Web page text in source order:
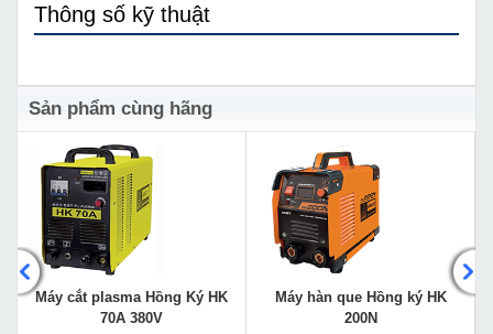
Thông số kỹ thuật
Sản phẩm cùng hãng
Máy cắt plasma Hồng Ký HK
70A 380V
Máy hàn que Hồng ký HK
200N